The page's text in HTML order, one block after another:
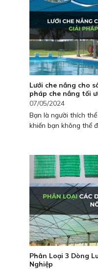
Lưới che nắng cho
pháp che nắng tối
07/05/2024
Bạn là người thích
khiến bạn không thể
Phân Loại 3 Dòng
Nghiệp